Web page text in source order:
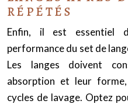
RÉPÉTÉS
Enfin, il est essentiel
performance du set de
Les langes doivent
absorption et leur
cycles de lavage. Optez